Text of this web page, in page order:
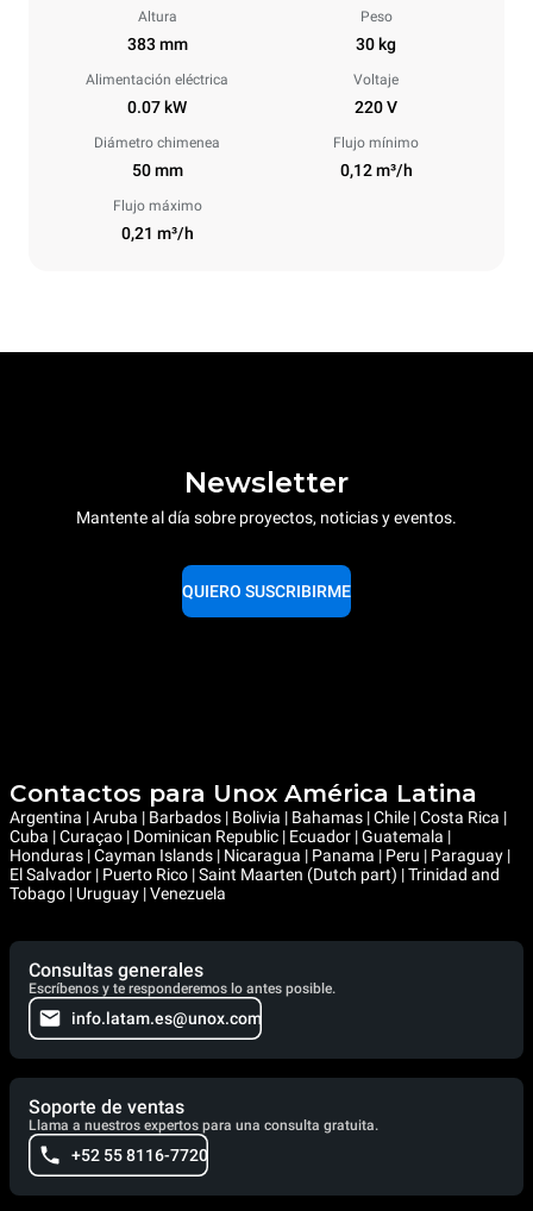
Altura
383 mm
Peso
30 kg
Alimentación eléctrica
0.07 kW
Voltaje
220 V
Diámetro chimenea
50 mm
Flujo mínimo
0,12 m³/h
Flujo máximo
0,21 m³/h
Newsletter
Mantente al día sobre proyectos, noticias y eventos.
QUIERO SUSCRIBIRME
Contactos para Unox América Latina
Argentina | Aruba | Barbados | Bolivia | Bahamas | Chile | Costa Rica |
Cuba | Curaçao | Dominican Republic | Ecuador | Guatemala |
Honduras | Cayman Islands | Nicaragua | Panama | Peru | Paraguay |
El Salvador | Puerto Rico | Saint Maarten (Dutch part) | Trinidad and
Tobago | Uruguay | Venezuela
Consultas generales
Escríbenos y te responderemos lo antes posible.
info.latam.es@unox.com
Soporte de ventas
Llama a nuestros expertos para una consulta gratuita.
+52 55 8116-7720